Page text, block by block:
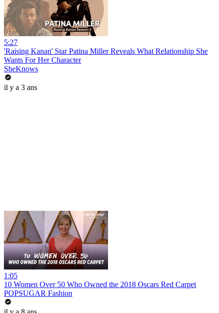
5:27
'Raising Kanan' Star Patina Miller Reveals What Relationship She
Wants For Her Character
SheKnows
il y a 3 ans
1:05
10 Women Over 50 Who Owned the 2018 Oscars Red Carpet
POPSUGAR Fashion